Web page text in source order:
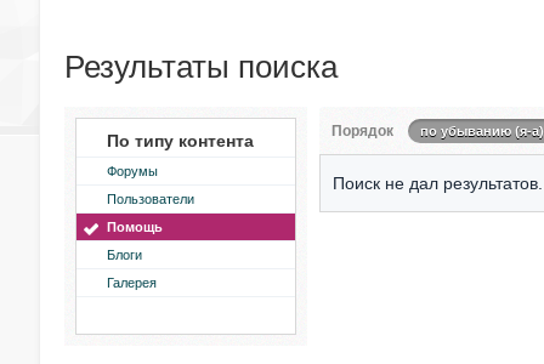
Результаты поиска
По типу контента
Форумы
Пользователи
Помощь
Блоги
Галерея
Порядок по убыванию (я-а)
Поиск не дал результатов.